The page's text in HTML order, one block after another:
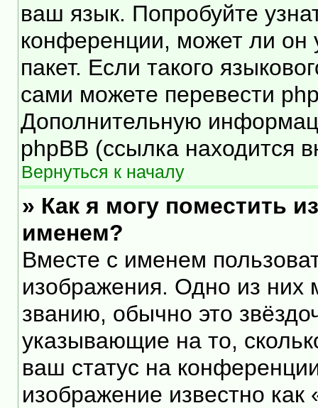
ваш язык. Попробуйте
конференции, может ли он
пакет. Если такого
сами можете перевести
Дополнительную
phpBB (ссылка находится
Вернуться к началу
» Как я могу поместить
именем?
Вместе с именем
изображения. Одно из них
званию, обычно это
указывающие на то,
ваш статус на
изображение известно